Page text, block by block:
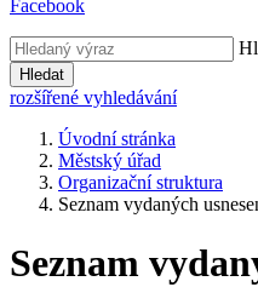
Facebook
Hledat
rozšířené vyhledávání
Úvodní stránka
Městský úřad
Organizační struktura
Seznam vydaných
Seznam